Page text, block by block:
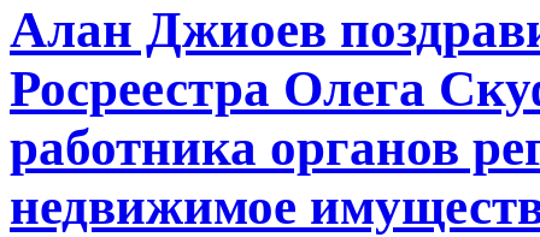
Алан Джиоев
Росреестра Олега
работника органов
недвижимое